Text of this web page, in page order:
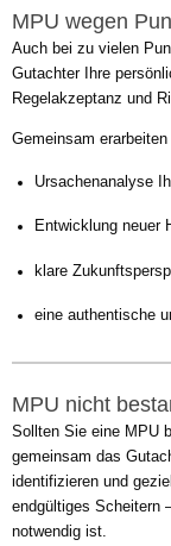
MPU wegen
Auch bei zu vielen
Gutachter Ihre
Regelakzeptanz und
Gemeinsam erarbeiten
Ursachenanalyse
Entwicklung neuer
klare
eine authentische
MPU nicht
Sollten Sie eine MPU
gemeinsam das
identifizieren und
endgültiges Scheitern
notwendig ist.